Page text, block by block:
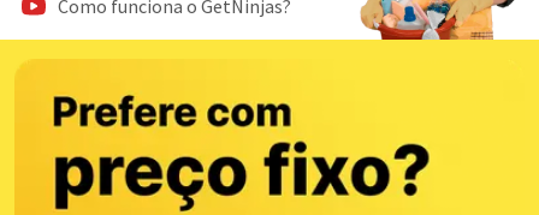
Como funciona o GetNinjas?